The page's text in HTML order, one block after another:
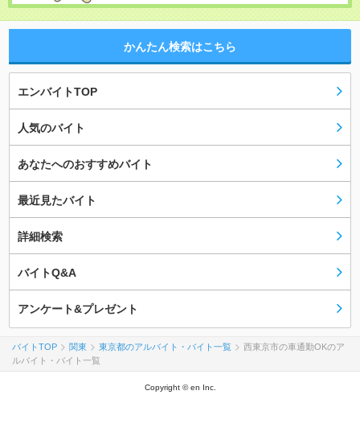
かんたん検索はこちら
エンバイトTOP
人気のバイト
あなたへのおすすめバイト
最近見たバイト
詳細検索
バイトQ&A
アンケート&プレゼント
バイトTOP 関東 東京都のアルバイト・バイト一覧
西東京市の車通勤OKのア
ルバイト・バイト一覧
Copyright © en Inc.